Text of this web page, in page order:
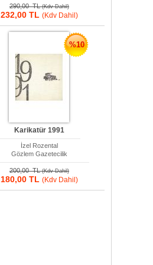
290,00 TL(Kdv Dahil)
232,00 TL (Kdv Dahil)
%10
Karikatür 1991
İzel Rozental
Gözlem Gazetecilik
200,00 TL(Kdv Dahil)
180,00 TL (Kdv Dahil)